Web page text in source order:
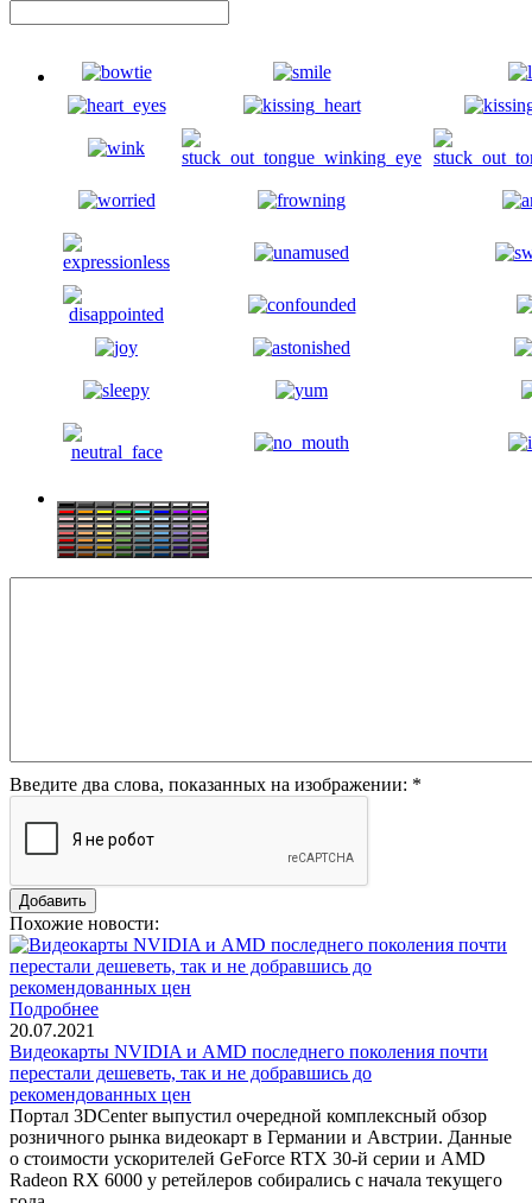
Введите два слова, показанных на изображении: *
Похожие новости:
Подробнее
20.07.2021
Видеокарты NVIDIA и AMD последнего поколения почти
перестали дешеветь, так и не добравшись до
рекомендованных цен
Портал 3DCenter выпустил очередной комплексный обзор
розничного рынка видеокарт в Германии и Австрии. Данные
о стоимости ускорителей GeForce RTX 30-й серии и AMD
Radeon RX 6000 у ретейлеров собирались с начала текущего